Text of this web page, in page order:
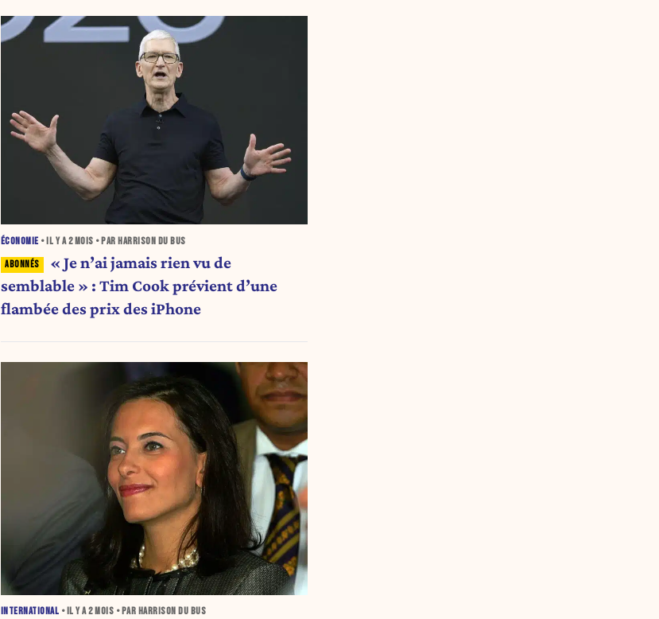
ÉCONOMIE • IL Y A2 MOIS • PAR HARRISON DU BUS
« Je n’ai jamais rien vu de
semblable » : Tim Cook prévient d’une
flambée des prix des iPhone
INTERNATIONAL • IL Y A2 MOIS • PAR HARRISON DU BUS